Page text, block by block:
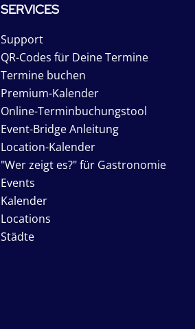
SERVICES
Support
QR-Codes für Deine Termine
Termine buchen
Premium-Kalender
Online-Terminbuchungstool
Event-Bridge Anleitung
Location-Kalender
"Wer zeigt es?" für Gastronomie
Events
Kalender
Locations
Städte